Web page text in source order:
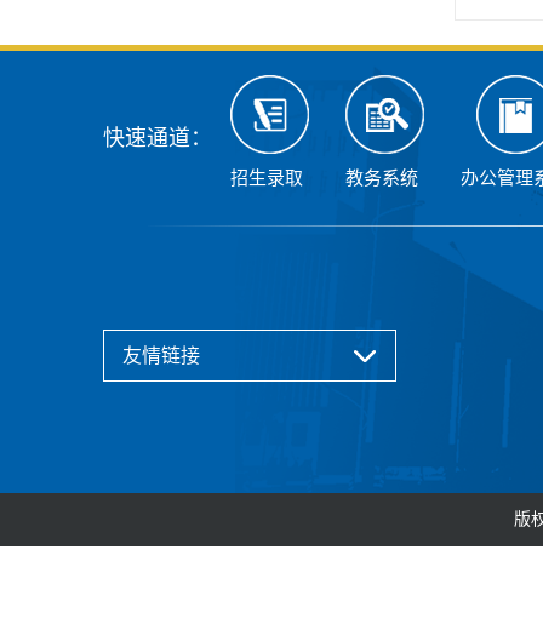
快速通道：
招生录取 教务系统 办公管理
友情链接
版